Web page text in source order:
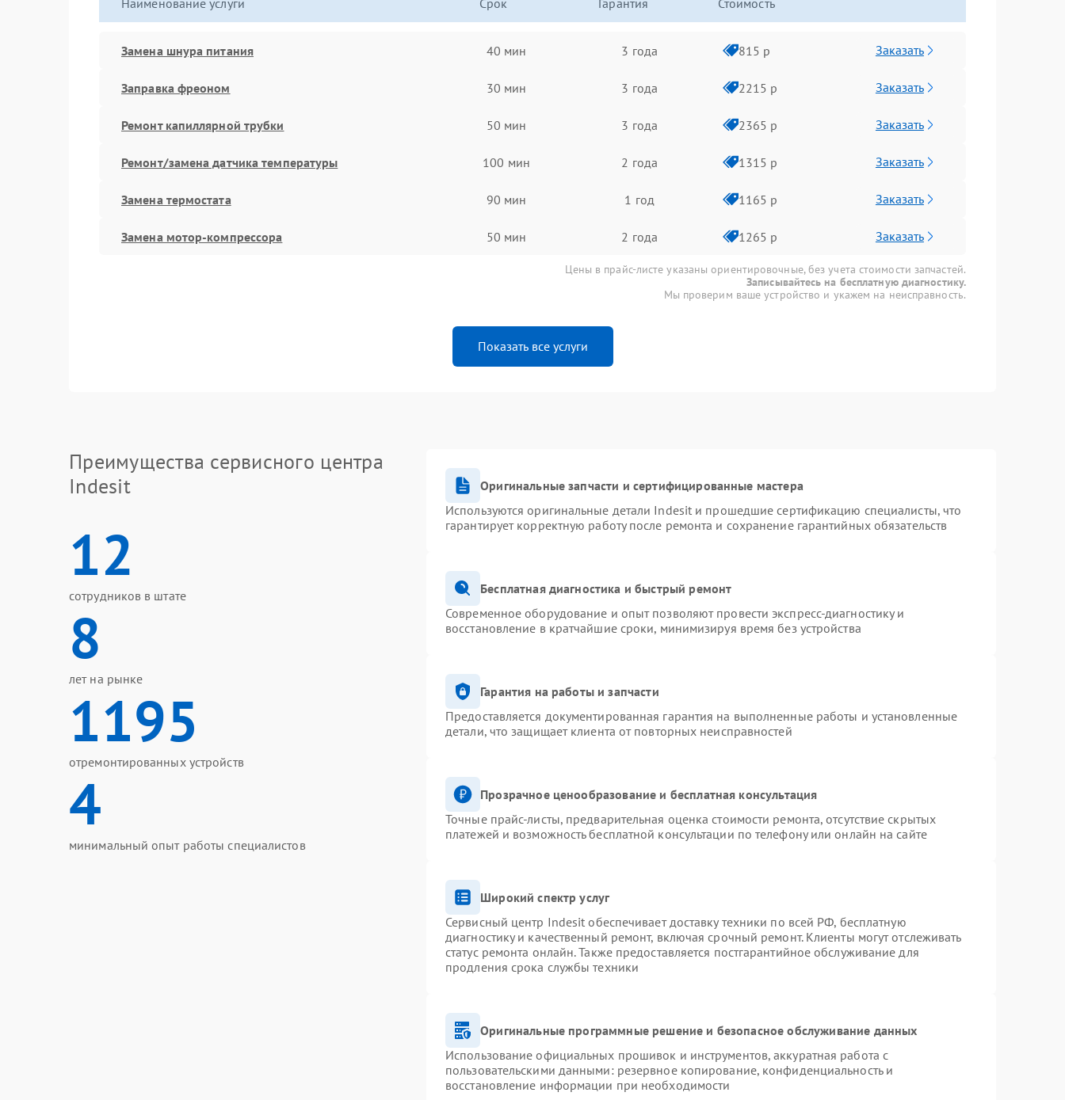
Наименование услуги Срок Гарантия Стоимость
Замена шнура питания 40 мин 3 года 815 р Заказать
Заправка фреоном 30 мин 3 года 2215 р Заказать
Ремонт капиллярной трубки 50 мин 3 года 2365 р Заказать
Ремонт/замена датчика температуры 100 мин 2 года 1315 р Заказать
Замена термостата 90 мин 1 год 1165 р Заказать
Замена мотор-компрессора 50 мин 2 года 1265 р Заказать
Цены в прайс-листе указаны ориентировочные, без учета стоимости запчастей.
Записывайтесь на бесплатную диагностику.
Мы проверим ваше устройство и укажем на неисправность.
Показать все услуги
Преимущества сервисного центра
Indesit
12
сотрудников в штате
8
лет на рынке
1195
отремонтированных устройств
4
минимальный опыт работы специалистов
Оригинальные запчасти и сертифицированные мастера
Используются оригинальные детали Indesit и прошедшие сертификацию специалисты, что
гарантирует корректную работу после ремонта и сохранение гарантийных обязательств
Бесплатная диагностика и быстрый ремонт
Современное оборудование и опыт позволяют провести экспресс-диагностику и
восстановление в кратчайшие сроки, минимизируя время без устройства
Гарантия на работы и запчасти
Предоставляется документированная гарантия на выполненные работы и установленные
детали, что защищает клиента от повторных неисправностей
Прозрачное ценообразование и бесплатная консультация
Точные прайс-листы, предварительная оценка стоимости ремонта, отсутствие скрытых
платежей и возможность бесплатной консультации по телефону или онлайн на сайте
Широкий спектр услуг
Сервисный центр Indesit обеспечивает доставку техники по всей РФ, бесплатную
диагностику и качественный ремонт, включая срочный ремонт. Клиенты могут отслеживать
статус ремонта онлайн. Также предоставляется постгарантийное обслуживание для
продления срока службы техники
Оригинальные программные решение и безопасное обслуживание данных
Использование официальных прошивок и инструментов, аккуратная работа с
пользовательскими данными: резервное копирование, конфиденциальность и
восстановление информации при необходимости